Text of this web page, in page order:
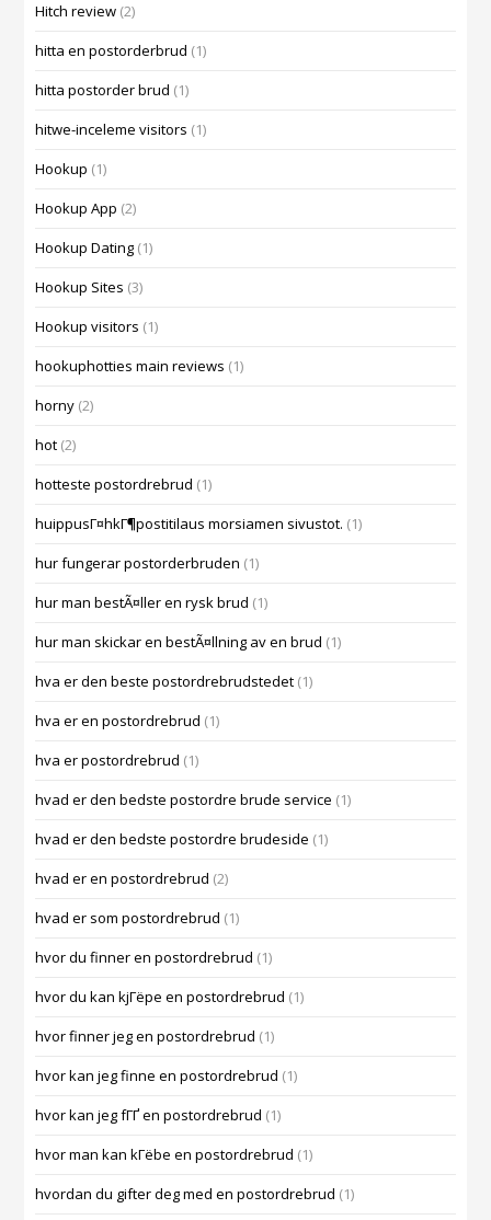
Hitch review (2)
hitta en postorderbrud (1)
hitta postorder brud (1)
hitwe-inceleme visitors (1)
Hookup (1)
Hookup App (2)
Hookup Dating (1)
Hookup Sites (3)
Hookup visitors (1)
hookuphotties main reviews (1)
horny (2)
hot (2)
hotteste postordrebrud (1)
huippusГ¤hkГ¶postitilaus morsiamen sivustot. (1)
hur fungerar postorderbruden (1)
hur man bestÃ¤ller en rysk brud (1)
hur man skickar en bestÃ¤llning av en brud (1)
hva er den beste postordrebrudstedet (1)
hva er en postordrebrud (1)
hva er postordrebrud (1)
hvad er den bedste postordre brude service (1)
hvad er den bedste postordre brudeside (1)
hvad er en postordrebrud (2)
hvad er som postordrebrud (1)
hvor du finner en postordrebrud (1)
hvor du kan kjГёpe en postordrebrud (1)
hvor finner jeg en postordrebrud (1)
hvor kan jeg finne en postordrebrud (1)
hvor kan jeg fГҐ en postordrebrud (1)
hvor man kan kГёbe en postordrebrud (1)
hvordan du gifter deg med en postordrebrud (1)